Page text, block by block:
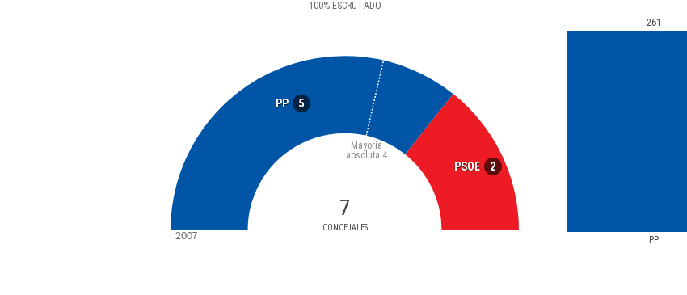
100%ESCRUTADO
PP 5
PSOE 2
7
CONCEJALES
Mayoría
absoluta 4
2007 PP
261